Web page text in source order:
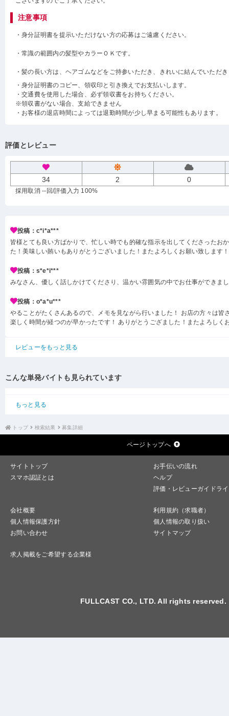
注意事項
・身分証明書を提示いただけない方の応募はご遠慮ください。
・常識の範囲内の髪型やカラーＯＫです。
・髪の長い方は、ヘアゴムなどをご持参いただき、きれいに結んでいただ
・身分証明書のコピー、領収印と引き換えでお支払いします。
・交通費を使用した場合、必ず領収書をお持ちください。
※領収書がない場合、支給できません
・お客様の退店時間によっては退勤時間が少し早まる可能性もあります。
評価とレビュー
34 2 0
採用取消 --回/評価入力 100%
投稿：c*i*a***
皆様とても良い方ばかりで、忙しい時でも的確な指示を出してくださったお
た！美味しい賄いもありがとうございました！またよろしくお願い致します！
投稿：s*e*i***
みなさん、優しく話しかけてくださり、温かい雰囲気の中でお仕事ができま
投稿：o*a*u***
やることがたくさんあるので、メモを見ながら行いました！ お店の方々は皆
楽しく時間が経つのが早かったです！ ありがとうござました！またよろしく
レビューをもっと見る
こんな単発バイトも見られています
もっと見る
トップ 検索結果 募集詳細
ページトップへ
サイトトップ
お手伝いの流れ
スマホ認証とは
ヘルプ
評価・レビューガイドラ
会社概要
利用規約（求職者）
個人情報保護方針
個人情報の取り扱い
お問い合わせ
サイトマップ
求人掲載をご希望する企業様
FULLCAST CO., LTD. All rights reserved.